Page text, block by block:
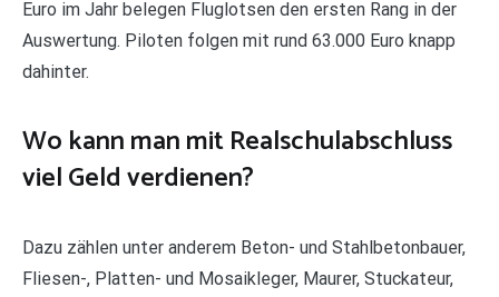
Euro im Jahr belegen Fluglotsen den ersten Rang in der
Auswertung. Piloten folgen mit rund 63.000 Euro knapp
dahinter.
Wo kann man mit Realschulabschluss
viel Geld verdienen?
Dazu zählen unter anderem Beton- und Stahlbetonbauer,
Fliesen-, Platten- und Mosaikleger, Maurer, Stuckateur,